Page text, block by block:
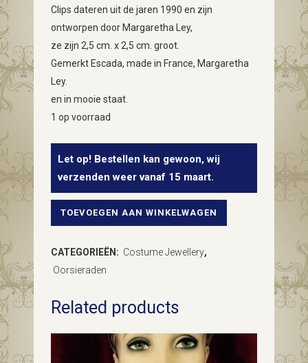
Clips dateren uit de jaren 1990 en zijn
ontworpen door Margaretha Ley,
ze zijn 2,5 cm. x 2,5 cm. groot.
Gemerkt Escada, made in France, Margaretha
Ley.
en in mooie staat.
1 op voorraad
Let op! Bestellen kan gewoon, wij
verzenden weer vanaf 15 maart.
Paar
goudkleurige
oorclips
TOEVOEGEN AAN WINKELWAGEN
CATEGORIEËN: Costume Jewellery,
Oorsieraden
Related products